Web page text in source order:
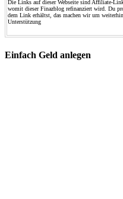
Die Links auf dieser Webseite sind Affiliate-
womit dieser Finazblog refinanziert wird. Du
dem Link erhältst, das machen wir um
Unterstützung
Einfach Geld anlegen